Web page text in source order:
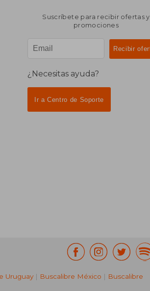
Suscríbete para recibir ofertas y
promociones
¿Necesitas ayuda?
Ir a Centro de Soporte
Uruguay | Buscalibre México | Buscalibre